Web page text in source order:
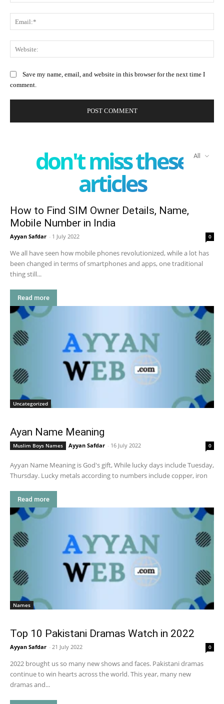
Save my name, email, and website in this browser for the next time I
comment.
don't miss these
articles
All
How to Find SIM Owner Details, Name,
Mobile Number in India
Ayyan Safdar - 1 July 2022 0
We all have seen how mobile phones revolutionized, while a lot has
been changed in terms of smartphones and apps, one traditional
thing still...
Read more
Uncategorized
Ayan Name Meaning
Muslim Boys Names Ayyan Safdar - 16 July 2022 0
Ayyan Name Meaning is God's gift, While lucky days include Tuesday,
Thursday. Lucky metals according to numbers include copper, iron
Read more
Names
Top 10 Pakistani Dramas Watch in 2022
Ayyan Safdar - 21 July 2022 0
2022 brought us so many new shows and faces. Pakistani dramas
continue to win hearts across the world. This year, many new
dramas and...